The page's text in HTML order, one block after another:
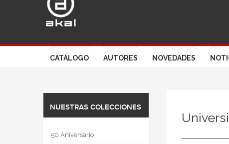
CATÁLOGO AUTORES NOVEDADES
NUESTRAS COLECCIONES
50 Aniversario